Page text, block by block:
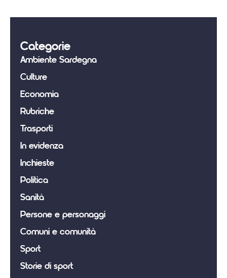
Categorie
Ambiente Sardegna
Culture
Economia
Rubriche
Trasporti
In evidenza
Inchieste
Politica
Sanità
Persone e personaggi
Comuni e comunità
Sport
Storie di sport